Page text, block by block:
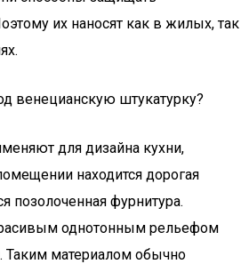
их наносят как в жилых, так
венецианскую штукатурку?
для дизайна кухни,
находится дорогая
позолоченная фурнитура.
однотонным рельефом
Таким материалом обычно